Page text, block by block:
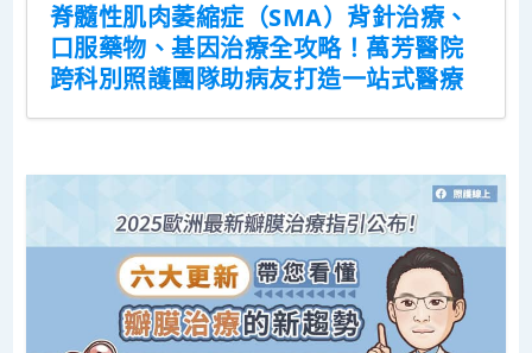
脊髓性肌肉萎縮症（SMA）背針治療、
口服藥物、基因治療全攻略！萬芳醫院
跨科別照護團隊助病友打造一站式醫療